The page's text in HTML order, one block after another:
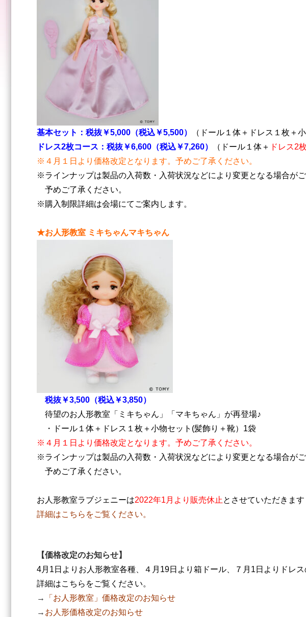
基本セット：税抜￥5,000（税込￥5,500）
（ドール１体＋ドレス１枚＋
ドレス2枚コース：税抜￥6,600（税込￥7,260）
（ドール１体＋ ドレス2枚
※４月１日より価格改定となります。予めご了承ください。
※ラインナップは製品の入荷数・入荷状況などにより変更となる場合がご
予めご了承ください。
※購入制限詳細は会場にてご案内します。
★お人形教室 ミキちゃんマキちゃん
税抜￥3,500（税込￥3,850）
待望のお人形教室「ミキちゃん」「マキちゃん」が再登場♪
・ドール１体＋ドレス１枚＋小物セット(髪飾り＋靴）1袋
※４月１日より価格改定となります。予めご了承ください。
※ラインナップは製品の入荷数・入荷状況などにより変更となる場合がご
予めご了承ください。
お人形教室ラブジェニーは2022年1月より販売休止 とさせていただきま
詳細はこちらをご覧ください。
【価格改定のお知らせ】
4月1日よりお人形教室各種、４月19日より箱ドール、７月1日よりドレス
詳細はこちらをご覧ください。
→
「お人形教室」価格改定のお知らせ
→ お人形価格改定のお知らせ